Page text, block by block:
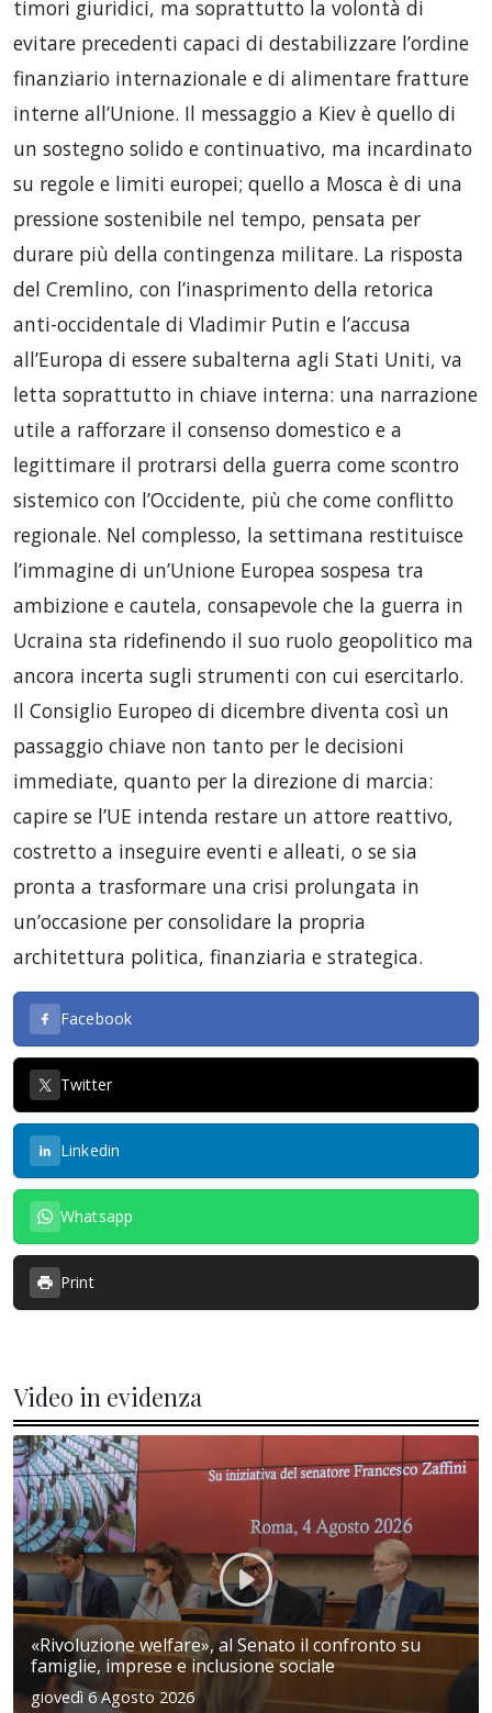
timori giuridici, ma soprattutto la volontà di
evitare precedenti capaci di destabilizzare l’ordine
finanziario internazionale e di alimentare fratture
interne all’Unione. Il messaggio a Kiev è quello di
un sostegno solido e continuativo, ma incardinato
su regole e limiti europei; quello a Mosca è di una
pressione sostenibile nel tempo, pensata per
durare più della contingenza militare. La risposta
del Cremlino, con l’inasprimento della retorica
anti-occidentale di Vladimir Putin e l’accusa
all’Europa di essere subalterna agli Stati Uniti, va
letta soprattutto in chiave interna: una narrazione
utile a rafforzare il consenso domestico e a
legittimare il protrarsi della guerra come scontro
sistemico con l’Occidente, più che come conflitto
regionale. Nel complesso, la settimana restituisce
l’immagine di un’Unione Europea sospesa tra
ambizione e cautela, consapevole che la guerra in
Ucraina sta ridefinendo il suo ruolo geopolitico ma
ancora incerta sugli strumenti con cui esercitarlo.
Il Consiglio Europeo di dicembre diventa così un
passaggio chiave non tanto per le decisioni
immediate, quanto per la direzione di marcia:
capire se l’UE intenda restare un attore reattivo,
costretto a inseguire eventi e alleati, o se sia
pronta a trasformare una crisi prolungata in
un’occasione per consolidare la propria
architettura politica, finanziaria e strategica.
Facebook
Twitter
Linkedin
Whatsapp
Print
Video in evidenza
«Rivoluzione welfare», al Senato il confronto su
famiglie, imprese e inclusione sociale
giovedì 6 Agosto 2026